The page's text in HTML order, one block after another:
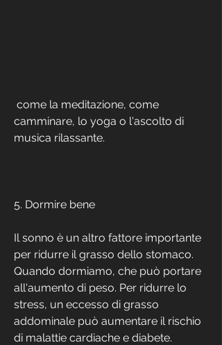
camminare, lo yoga o l'ascolto di
musica rilassante.
5. Dormire bene
Il sonno è un altro fattore importante
per ridurre il grasso dello stomaco.
Quando dormiamo, che può portare
all'aumento di peso. Per ridurre lo
stress, un eccesso di grasso
addominale può aumentare il rischio
di malattie cardiache e diabete.